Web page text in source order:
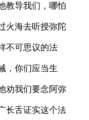
教导我们，哪怕
火海去听授弥陀
不可思议的法
，你们应当生
劝我们要念阿弥
长舌证实这个法